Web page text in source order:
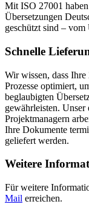
Mit ISO 27001
Übersetzungen
geschützt sind –
Schnelle
Wir wissen, dass
Prozesse optimiert,
beglaubigten
gewährleisten. Unser
Projektmanagern
Ihre Dokumente
geliefert werden.
Weitere
Für weitere
Mail erreichen.